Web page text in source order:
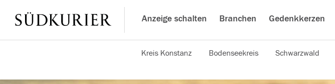
Anzeige schalten Branchen Gedenkkerzen
Kreis Konstanz Bodenseekreis Schwarzwald